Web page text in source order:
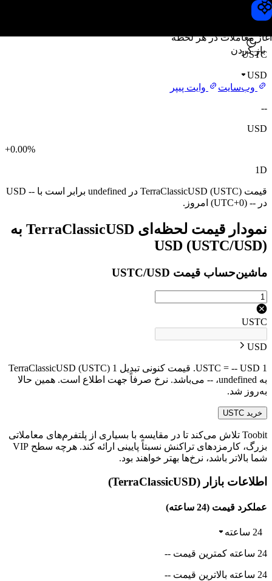
آغاز معاملات در هر لحظه
باز کردن
قیمت TerraClassicUSD
USTC
USD
وب‌سایت
وایت پیپر
--
USD
+0.00%
1D
قیمت TerraClassicUSD (USTC) در undefined برابر است با -- USD
در -- (UTC+0) امروز.
نمودار قیمت لحظه‌ای TerraClassicUSD به
USD (USTC/USD)
ماشین‌حساب قیمت USTC/USD
USTC
USD
1 USTC = -- USD. قیمت کنونی تبدیل 1 TerraClassicUSD (USTC)
به undefined، -- می‌باشد. نرخ صرفاً جهت اطلاع است. همین حالا
به‌روز شد.
خرید USTC
Toobit تلاش می‌کند تا در مقایسه با بسیاری از پلتفرم‌های معاملاتی
بزرگ، کارمزدهای تراکنش نسبتاً پایینی ارائه کند. هرچه سطح VIP
شما بالاتر باشد، نرخ‌ها بهتر خواهند بود.
اطلاعات بازار (TerraClassicUSD)
عملکرد قیمت (24 ساعته)
24 ساعته
24 ساعته کمترین قیمت --
24 ساعته بالاترین قیمت --